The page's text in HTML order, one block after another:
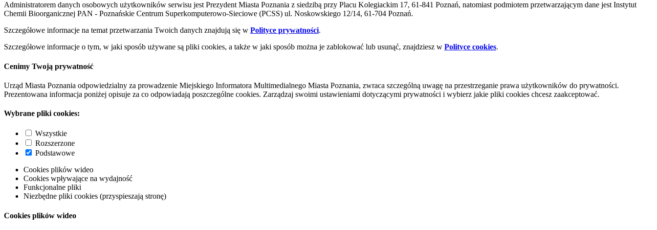
Administratorem danych osobowych użytkowników serwisu jest Prezydent Miasta Poznania z siedzibą przy Placu Kolegiackim 17, 61-841 Poznań, natomiast podmiotem przetwarzającym dane jest Instytut
Chemii Bioorganicznej PAN - Poznańskie Centrum Superkomputerowo-Sieciowe (PCSS) ul. Noskowskiego 12/14, 61-704 Poznań.
Szczegółowe informacje na temat przetwarzania Twoich danych znajdują się w Polityce prywatności.
Szczegółowe informacje o tym, w jaki sposób używane są pliki cookies, a także w jaki sposób można je zablokować lub usunąć, znajdziesz w Polityce cookies.
Cenimy Twoją prywatność
Urząd Miasta Poznania odpowiedzialny za prowadzenie Miejskiego Informatora Multimedialnego Miasta Poznania, zwraca szczególną uwagę na przestrzeganie prawa użytkowników do prywatności.
Prezentowana informacja poniżej opisuje za co odpowiadają poszczególne cookies. Zarządzaj swoimi ustawieniami dotyczącymi prywatności i wybierz jakie pliki cookies chcesz zaakceptować.
Wybrane pliki cookies:
Wszystkie
Rozszerzone
Podstawowe
Cookies plików wideo
Cookies wpływające na wydajność
Funkcjonalne pliki
Niezbędne pliki cookies (przyspieszają stronę)
Cookies plików wideo